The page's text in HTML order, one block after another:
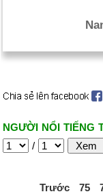
NGƯỜI NỔI TIẾNG
/
Trước 75